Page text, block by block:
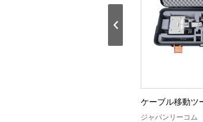
ケーブル移動ツ
ジャパンリーコム